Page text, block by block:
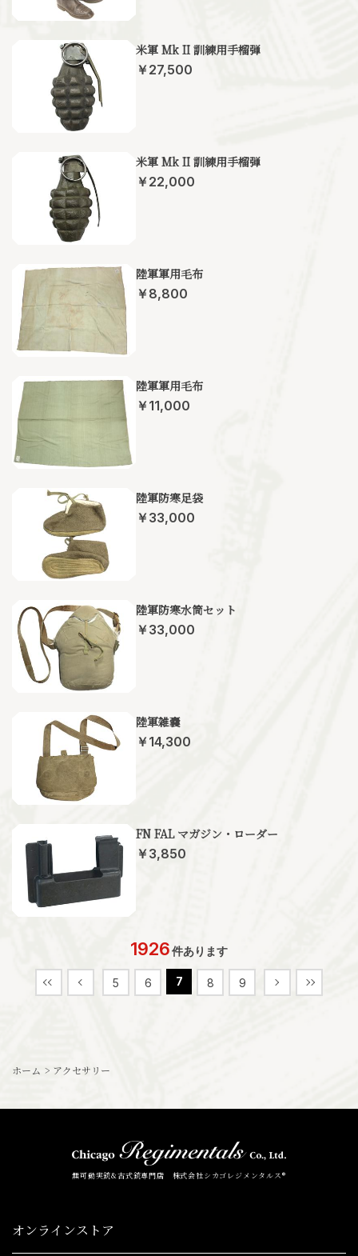
米軍 Mk II 訓練用手榴弾
￥27,500
米軍 Mk II 訓練用手榴弾
￥22,000
陸軍軍用毛布
￥8,800
陸軍軍用毛布
￥11,000
陸軍防寒足袋
￥33,000
陸軍防寒水筒セット
￥33,000
陸軍雑嚢
￥14,300
FN FAL マガジン・ローダー
￥3,850
1926件あります
5 6 7 8 9
ホーム > アクセサリー
無可動実銃&古式銃専門店 株式会社シカゴレジメンタルス®
オンラインストア